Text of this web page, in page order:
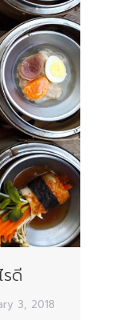
รดี
3, 2018